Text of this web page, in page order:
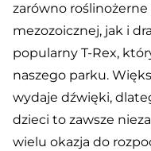
zarówno roślinożerne
mezozoicznej, jak i
popularny T-Rex,
naszego parku.
wydaje dźwięki,
dzieci to zawsze
wielu okazja do